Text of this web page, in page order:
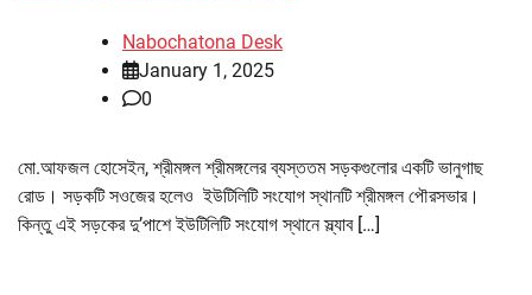
Nabochatona Desk
January 1, 2025
0
মো.আফজল হোসেইন, শ্রীমঙ্গল শ্রীমঙ্গলের ব্যস্ততম সড়কগুলোর একটি ভানুগাছ
রোড। সড়কটি সওজের হলেও ইউটিলিটি সংযোগ স্থানটি শ্রীমঙ্গল পৌরসভার।
কিন্তু এই সড়কের দু’পাশে ইউটিলিটি সংযোগ স্থানে স্ল্যাব […]